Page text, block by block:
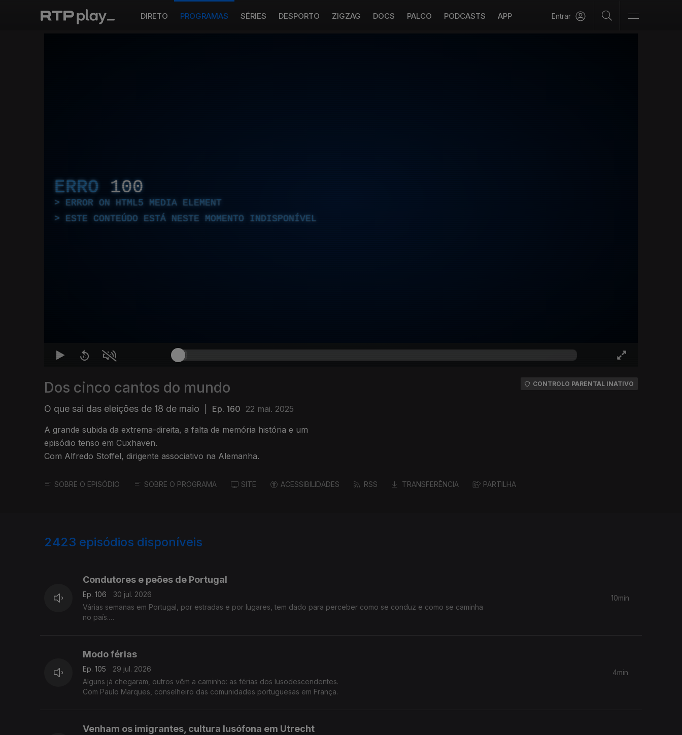
DIRETO PROGRAMAS SÉRIES DESPORTO ZIGZAG DOCS PALCO PODCASTS APP Entrar
ERRO 100
ERROR ON HTML5 MEDIA ELEMENT
ESTE CONTEÚDO ESTÁ NESTE MOMENTO INDISPONÍVEL
Dos cinco cantos do mundo
O que sai das eleições de 18 de maio Ep. 160 22 mai. 2025
A grande subida da extrema-direita, a falta de memória história e um
episódio tenso em Cuxhaven.
Com Alfredo Stoffel, dirigente associativo na Alemanha.
CONTROLO PARENTAL INATIVO
SOBRE O EPISÓDIO SOBRE O PROGRAMA SITE ACESSIBILIDADES RSS TRANSFERÊNCIA PARTILHA
2423 episódios disponíveis
Condutores e peões de Portugal
Ep. 106
30 jul. 2026
Várias semanas em Portugal, por estradas e por lugares, tem dado para perceber como se conduz e como se caminha
no país.
10min
Modo férias
Ep. 105
29 jul. 2026
Alguns já chegaram, outros vêm a caminho: as férias dos lusodescendentes.
Com Paulo Marques, conselheiro das comunidades portuguesas em França.
4min
Venham os imigrantes, cultura lusófona em Utrecht